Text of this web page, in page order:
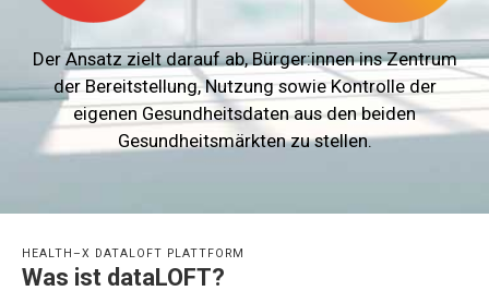
Der Ansatz zielt darauf ab, Bürger:innen ins Zentrum
der Bereitstellung, Nutzung sowie Kontrolle der
eigenen Gesundheitsdaten aus den beiden
Gesundheitsmärkten zu stellen.
HEALTH–X DATALOFT PLATTFORM
Was ist dataLOFT?